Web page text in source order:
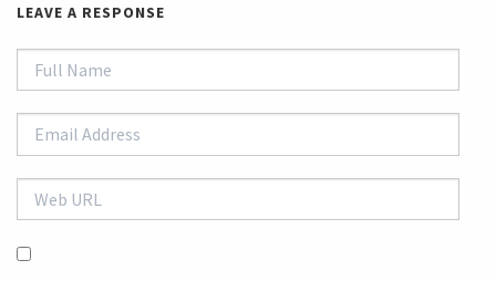
LEAVE A RESPONSE